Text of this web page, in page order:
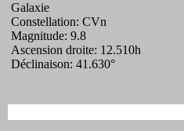
Galaxie
Constellation: CVn
Magnitude: 9.8
Ascension droite: 12.510h
Déclinaison: 41.630°